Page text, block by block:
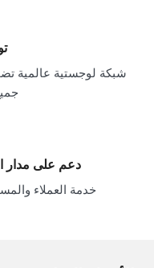
شبكة لوجستية عالمية
دعم على مدار
خدمة العملاء